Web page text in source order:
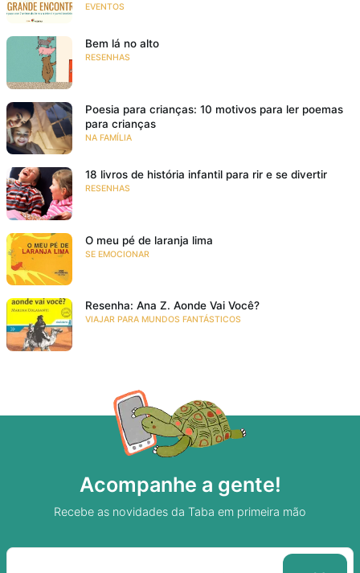
EVENTOS
Bem lá no alto
RESENHAS
Poesia para crianças: 10 motivos para ler poemas
para crianças
NA FAMÍLIA
18 livros de história infantil para rir e se divertir
RESENHAS
O meu pé de laranja lima
SE EMOCIONAR
Resenha: Ana Z. Aonde Vai Você?
VIAJAR PARA MUNDOS FANTÁSTICOS
Acompanhe a gente!
Recebe as novidades da Taba em primeira mão